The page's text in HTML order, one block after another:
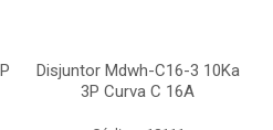
Disjuntor Mdwh-C16-3 10Ka
3P Curva C 16A